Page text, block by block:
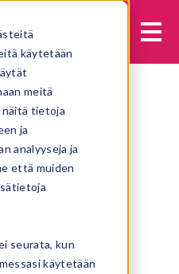
käytetään
meitä
näitä tietoja
ja
analyyseja ja
että muiden
seurata, kun
käytetään
Jymy Vanilja